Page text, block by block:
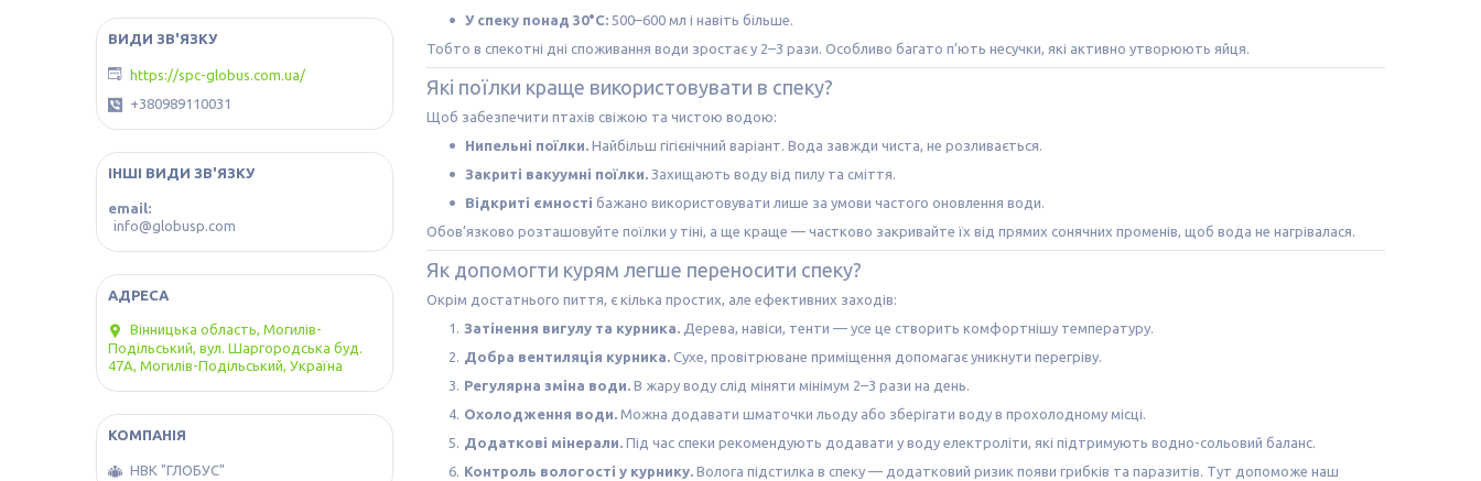
У спеку понад 30°C: 500–600 мл і навіть більше.
Тобто в спекотні дні споживання води зростає у 2–3 рази. Особливо багато п’ють несучки, які активно утворюють яйця.
Які поїлки краще використовувати в спеку?
Щоб забезпечити птахів свіжою та чистою водою:
Нипельні поїлки. Найбільш гігієнічний варіант. Вода завжди чиста, не розливається.
Закриті вакуумні поїлки. Захищають воду від пилу та сміття.
Відкриті ємності бажано використовувати лише за умови частого оновлення води.
Обов’язково розташовуйте поїлки у тіні, а ще краще — частково закривайте їх від прямих сонячних променів, щоб вода не нагрівалася.
Як допомогти курям легше переносити спеку?
Окрім достатнього пиття, є кілька простих, але ефективних заходів:
Затінення вигулу та курника. Дерева, навіси, тенти — усе це створить комфортнішу температуру.
Добра вентиляція курника. Сухе, провітрюване приміщення допомагає уникнути перегріву.
Регулярна зміна води. В жару воду слід міняти мінімум 2–3 рази на день.
Охолодження води. Можна додавати шматочки льоду або зберігати воду в прохолодному місці.
Додаткові мінерали. Під час спеки рекомендують додавати у воду електроліти, які підтримують водно-сольовий баланс.
Контроль вологості у курнику. Волога підстилка в спеку — додатковий ризик появи грибків та паразитів. Тут допоможе наш
https://spc-globus.com.ua/
+380989110031
ІНШІ ВИДИ ЗВ'ЯЗКУ
email
info@globusp.com
Вінницька область, Могилів-
Подільський, вул. Шаргородська буд.
47А, Могилів-Подільський, Україна
НВК "ГЛОБУС"